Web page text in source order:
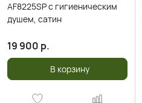
AF8225SP с гигиеническим
душем, сатин
19 900 р.
В корзину